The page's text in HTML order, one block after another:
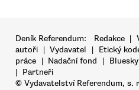
Deník Referendum: Redakce |
autoři | Vydavatel | Etický
práce | Nadační fond | Bluesky
|
Partneři
© Vydavatelství Referendum, s.